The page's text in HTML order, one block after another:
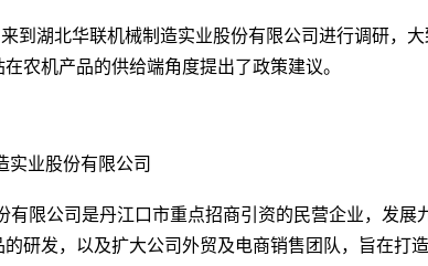
到湖北华联机械制造实业股份有限公司进行调研，大
农机产品的供给端角度提出了政策建议。
实业股份有限公司
限公司是丹江口市重点招商引资的民营企业，发展
研发，以及扩大公司外贸及电商销售团队，旨在打